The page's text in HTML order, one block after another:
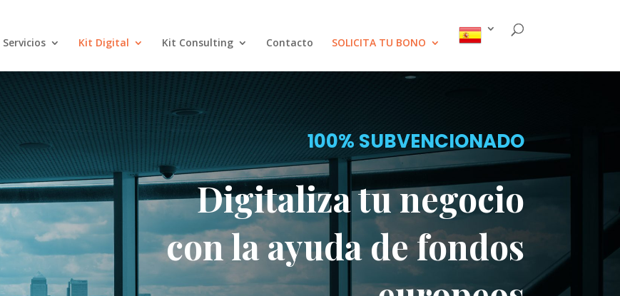
Servicios Kit Digital Kit Consulting Contacto SOLICITA TU BONO
100% SUBVENCIONADO
Digitaliza tu negocio
con la ayuda de fondos